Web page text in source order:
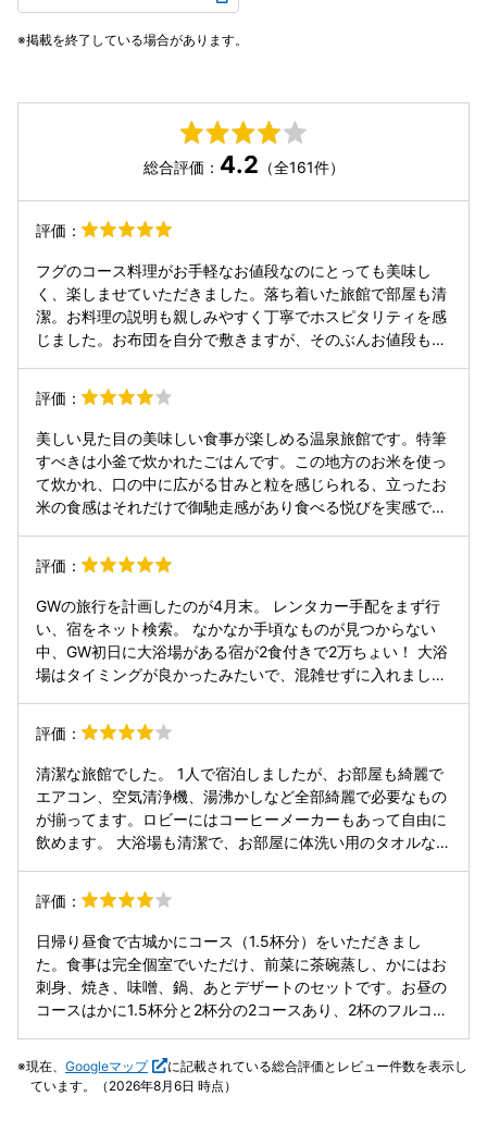
掲載を終了している場合があります。
総合評価： 4.2 （全161件）
評価：
フグのコース料理がお手軽なお値段なのにとっても美味し
く、楽しませていただきました。落ち着いた旅館で部屋も清
潔。お料理の説明も親しみやすく丁寧でホスピタリティを感
じました。お布団を自分で敷きますが、そのぶんお値段もリ
ても美味しかったです。
評価：
美しい見た目の美味しい食事が楽しめる温泉旅館です。特筆
すべきは小釜で炊かれたごはんです。この地方のお米を使っ
て炊かれ、口の中に広がる甘みと粒を感じられる、立ったお
米の食感はそれだけで御馳走感があり食べる悦びを実感でき
でしょう。
評価：
GWの旅行を計画したのが4月末。 レンタカー手配をまず行
い、宿をネット検索。 なかなか手頃なものが見つからない
中、GW初日に大浴場がある宿が2食付きで2万ちょい！ 大浴
場はタイミングが良かったみたいで、混雑せずに入れまし
も無いので夕食付きにしましたが、付けて良かったです。
担々麺等で山椒味には慣れているので、沢山の鶏肉と野菜も
サクサク完食！卵雑炊もお出汁が美味しくて満腹になるまで
食べました。 最初に提供された茶碗蒸しと付き出し、デザー
トのアイスも美味しかったです。 朝食も小鉢沢山、焼魚、お
味噌汁、ご飯、デザートでお腹いっぱいになりました。 レン
タカーで移動したので不便は無かったです。 兵庫県でこの近
評価：
清潔な旅館でした。 1人で宿泊しましたが、お部屋も綺麗で
エアコン、空気清浄機、湯沸かしなど全部綺麗で必要なもの
が揃ってます。ロビーにはコーヒーメーカーもあって自由に
飲めます。 大浴場も清潔で、お部屋に体洗い用のタオルなど
もとても気さくで、竹田城の雲海についてのアドバイスもい
ただけて嬉しかったです。 素泊まりしたけど、事前予約すれ
ばカニ料理もいただけるみたいなのでいつかまたチャレンジ
してみたいです。
評価：
日帰り昼食で古城かにコース（1.5杯分）をいただきまし
た。食事は完全個室でいただけ、前菜に茶碗蒸し、かにはお
刺身、焼き、味噌、鍋、あとデザートのセットです。お昼の
コースはかに1.5杯分と2杯分の2コースあり、2杯のフルコー
ては十分と感じました。鮮度も問題なく、歴史がある旅館で
昔からは経営者も変わっていますが、仲買人がよいかにを仕
現在、 Googleマップ
に記載されている総合評価とレビュー件数を表示し
ています。（2026年8月6日 時点）